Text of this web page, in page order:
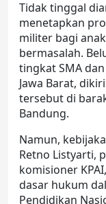
Tidak tinggal
menetapkan
militer bagi
bermasalah.
tingkat SMA
Jawa Barat,
tersebut di
Bandung.
Namun,
Retno Listyarti,
komisioner
dasar hukum
Pendidikan